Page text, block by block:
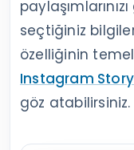
seçtiğiniz
özelliğinin temel
Instagram Story
göz atabilirsiniz.